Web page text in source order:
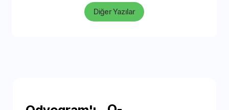
Diğer Yazılar